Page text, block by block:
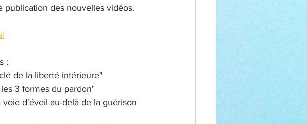
des nouvelles vidéos.
:
de la liberté intérieure"
3 formes du pardon"
d'éveil au-delà de la guérison